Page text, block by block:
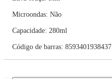
Microondas: Não
Capacidade: 280ml
Código de barras: 8593401938437